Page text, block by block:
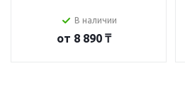
В наличии
от 8 890 ₸